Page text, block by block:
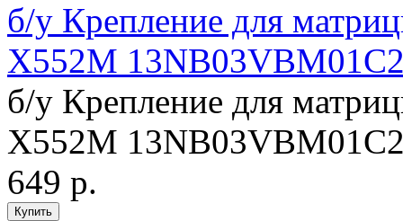
б/у Крепление для
X552M
б/у Крепление для
X552M
649 р.